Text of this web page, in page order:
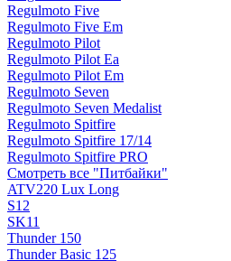
Regulmoto Five
Regulmoto Five Em
Regulmoto Pilot
Regulmoto Pilot Ea
Regulmoto Pilot Em
Regulmoto Seven
Regulmoto Seven Medalist
Regulmoto Spitfire
Regulmoto Spitfire 17/14
Regulmoto Spitfire PRO
Смотреть все "Питбайки"
ATV220 Lux Long
S12
SK11
Thunder 150
Thunder Basic 125